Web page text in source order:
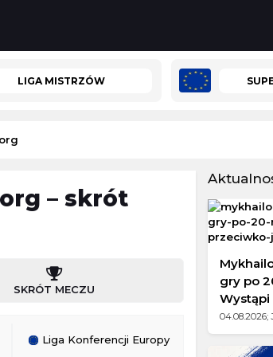
LIGA MISTRZÓW
– skrót
SKRÓT MECZU
Liga Konferencji Europy
gry po
04.08.2026;